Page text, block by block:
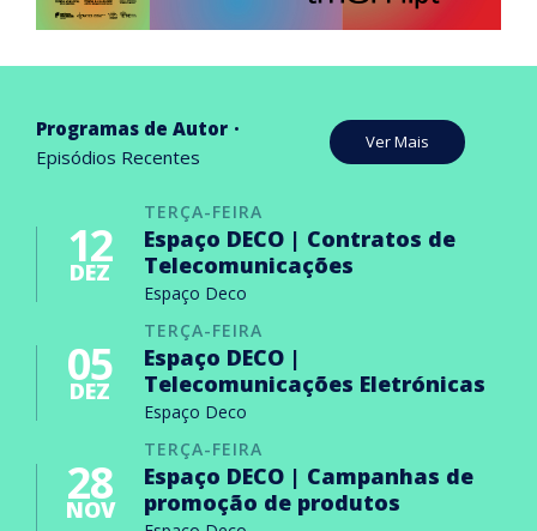
Programas de Autor
Episódios Recentes
Ver Mais
TERÇA-FEIRA
12
DEZ
Espaço DECO | Contratos de
Telecomunicações
Espaço Deco
TERÇA-FEIRA
05
DEZ
Espaço DECO |
Telecomunicações Eletrónicas
Espaço Deco
TERÇA-FEIRA
28
NOV
Espaço DECO | Campanhas de
promoção de produtos